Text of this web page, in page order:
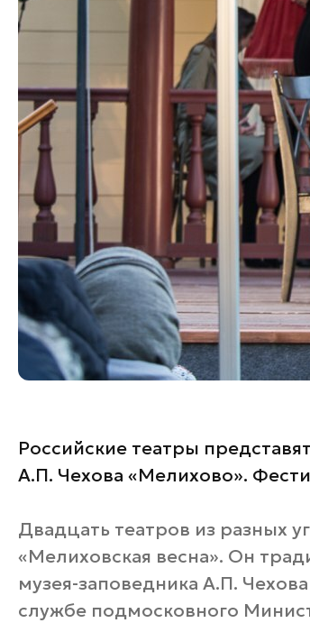
Российские театры
А.П. Чехова «Мелихово».
Двадцать театров из разных
«Мелиховская весна». Он
музея-заповедника А.П.
службе подмосковного